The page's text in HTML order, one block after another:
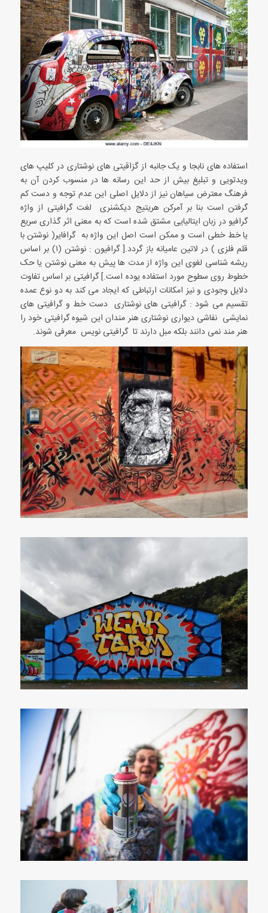
استفاده های نابجا و یک جانبه از گزاقیتی های نوشتاری در کلیپ های
ویدتویی و تبلیغ بیش از حد این رسانه ها در منسوب کردن آن به
فرهنگ معترض سیاهان نیز از دلایل اصلی این عدم توجه و دست کم
گرفتن است بنا بر آمرکن هریتیج دیکشنری  لغت گرافیتی از واژه
گرافیو در زبان ایتالیایی مشتق شده است که به معنی اثر گذاری سریع
یا خط خطی است و ممکن است اصل این واژه به  گرافایر( نوشتن با
قلم فلزی ) در لاتین عامیانه باز گردد.[ گرافیون : نوشتن (۱) بر اساس
ریشه شناسی لغوی این واژه از مدت ها پیش به معنی نوشتن یا حک
خطوط روی سطوح مورد استفاده یوده است.] گرافیتی بر اساس تفاوت
دلایل وجودی و نیز امکانات ارتباطی که ایجاد می کند به دو نوع عمده
تقسیم می شود : گرافیتی های نوشتاری  دست خط و گرافیتی های
نمایشی  نفاشی دیواری نوشتاری هنر مندان این شیوه گرافیتی خود را
هنر مند نمی دانند بلکه مبل دارند تا  گرافیتی نویس  معرفی شوند.